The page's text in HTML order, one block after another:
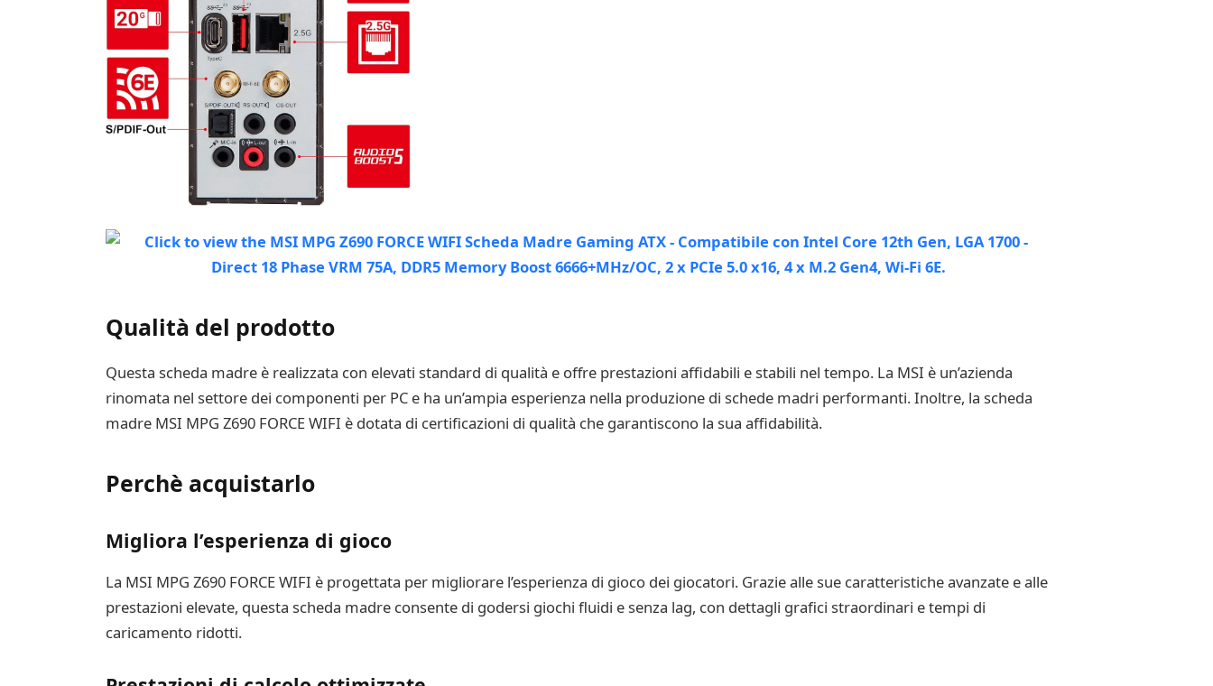
Qualità del prodotto
Questa scheda madre è realizzata con elevati standard di qualità e offre prestazioni affidabili e stabili nel tempo. La MSI è un’azienda
rinomata nel settore dei componenti per PC e ha un’ampia esperienza nella produzione di schede madri performanti. Inoltre, la scheda
madre MSI MPG Z690 FORCE WIFI è dotata di certificazioni di qualità che garantiscono la sua affidabilità.
Perchè acquistarlo
Migliora l’esperienza di gioco
La MSI MPG Z690 FORCE WIFI è progettata per migliorare l’esperienza di gioco dei giocatori. Grazie alle sue caratteristiche avanzate e alle
prestazioni elevate, questa scheda madre consente di godersi giochi fluidi e senza lag, con dettagli grafici straordinari e tempi di
caricamento ridotti.